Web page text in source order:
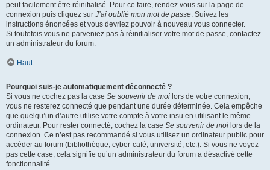
peut facilement être réinitialisé. Pour ce faire, rendez vous sur la page de
connexion puis cliquez sur J’ai oublié mon mot de passe. Suivez les
instructions énoncées et vous devriez pouvoir à nouveau vous connecter.
Si toutefois vous ne parveniez pas à réinitialiser votre mot de passe, contactez
un administrateur du forum.
Haut
Pourquoi suis-je automatiquement déconnecté ?
Si vous ne cochez pas la case Se souvenir de moi lors de votre connexion,
vous ne resterez connecté que pendant une durée déterminée. Cela empêche
que quelqu’un d’autre utilise votre compte à votre insu en utilisant le même
ordinateur. Pour rester connecté, cochez la case Se souvenir de moi lors de la
connexion. Ce n’est pas recommandé si vous utilisez un ordinateur public pour
accéder au forum (bibliothèque, cyber-café, université, etc.). Si vous ne voyez
pas cette case, cela signifie qu’un administrateur du forum a désactivé cette
fonctionnalité.